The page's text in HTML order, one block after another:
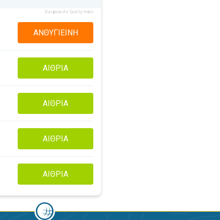
European Air Quality Index
ΑΝΘΥΓΙΕΙΝΉ
ΑΊΘΡΙΑ
ΑΊΘΡΙΑ
ΑΊΘΡΙΑ
ΑΊΘΡΙΑ